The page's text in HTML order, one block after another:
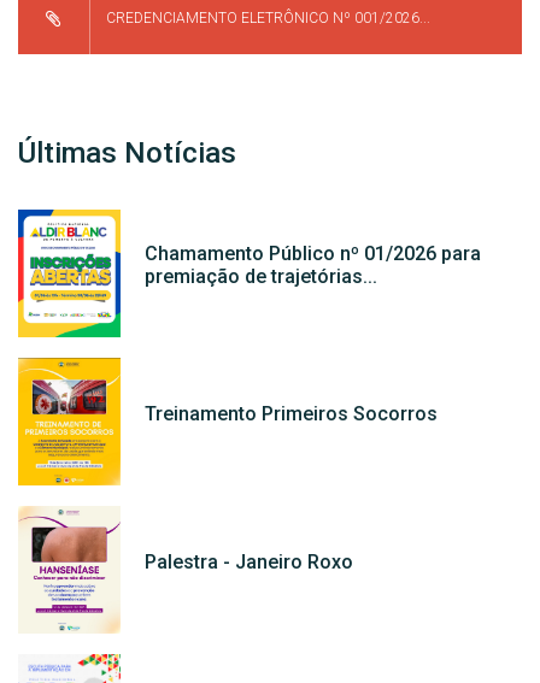
CREDENCIAMENTO ELETRÔNICO Nº 001/2026...
Últimas Notícias
Chamamento Público nº 01/2026 para
premiação de trajetórias...
Treinamento Primeiros Socorros
Palestra - Janeiro Roxo